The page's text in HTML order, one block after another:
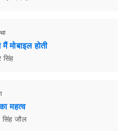
मोबाइल होती
महत्व
जौल